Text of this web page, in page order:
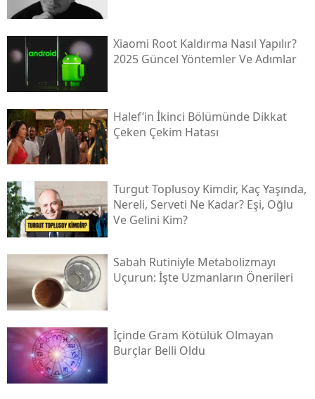
Xiaomi Root Kaldırma Nasıl Yapılır?
2025 Güncel Yöntemler Ve Adımlar
Halef’in İkinci Bölümünde Dikkat
Çeken Çekim Hatası
Turgut Toplusoy Kimdir, Kaç Yaşında,
Nereli, Serveti Ne Kadar? Eşi, Oğlu
Ve Gelini Kim?
Sabah Rutiniyle Metabolizmayı
Uçurun: İşte Uzmanların Önerileri
İçinde Gram Kötülük Olmayan
Burçlar Belli Oldu